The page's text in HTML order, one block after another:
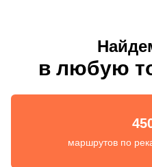
в любую
маршрутов по